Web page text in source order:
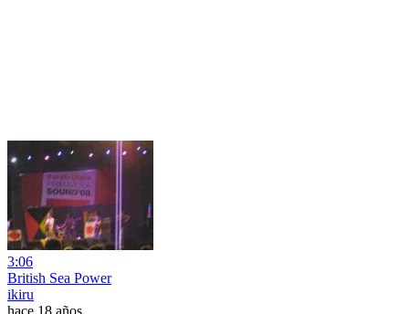
3:06
British Sea Power
ikiru